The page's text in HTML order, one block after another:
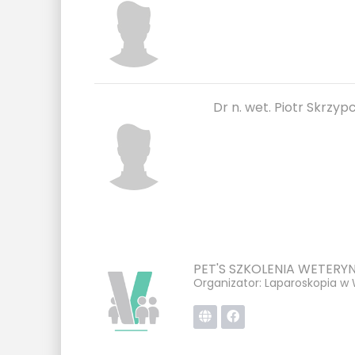
Dr n. wet. Piotr
PET'S SZKOLENIA
Organizator: Laparoskopia w